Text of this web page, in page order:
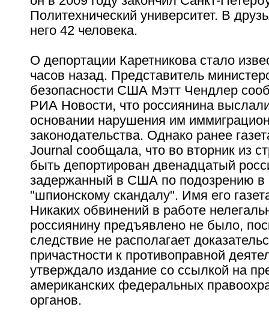
Политехнический университет. В
него 42 человека.
О депортации Каретникова стало
часов назад. Представитель
безопасности США Мэтт Чендлер
РИА Новости, что россиянина
основании нарушения им
законодательства. Однако ранее
Journal сообщала, что во вторник из
быть депортирован двенадцатый
задержанный в США по подозрению в
"шпионскому скандалу". Имя его
Никаких обвинений в работе
россиянину предъявлено не было,
следствие не располагает
причастности к противоправной
утверждало издание со ссылкой на
американских федеральных
органов.